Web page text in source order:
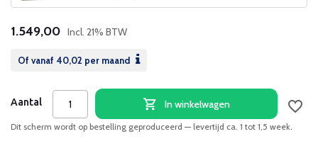
1.549,00 Incl. 21% BTW
Of vanaf 40,02 per maand
Aantal In winkelwagen
Dit scherm wordt op bestelling geproduceerd — levertijd ca. 1 tot 1,5 week.